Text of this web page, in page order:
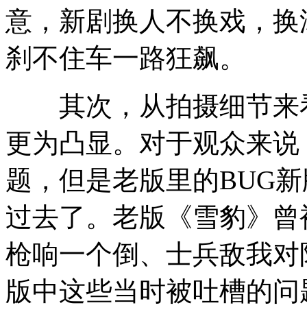
意，新剧换人不换戏，
刹不住车一路狂飙。
其次，从拍摄细节来
更为凸显。对于观众来
题，但是老版里的BUG
过去了。老版《雪豹》
枪响一个倒、士兵敌我
版中这些当时被吐槽的